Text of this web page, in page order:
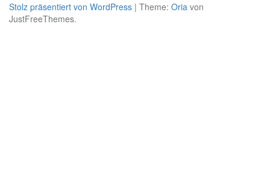
Stolz präsentiert von WordPress | Theme: Oria von
JustFreeThemes.